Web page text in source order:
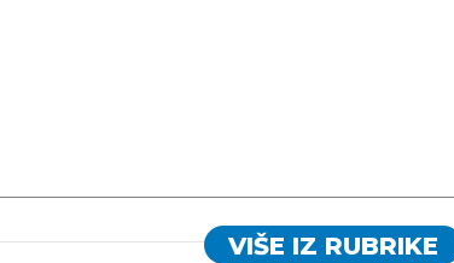
VIŠE IZ RUBRIKE